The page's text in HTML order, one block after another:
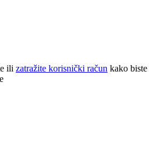
ili zatražite korisnički račun kako biste